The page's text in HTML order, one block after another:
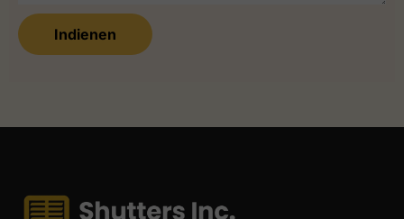
Indienen